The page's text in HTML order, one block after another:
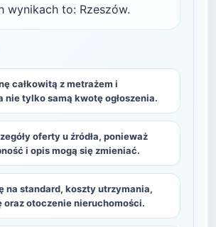
wynikach to: Rzeszów.
całkowitą z metrażem i
nie tylko samą kwotę ogłoszenia.
oferty u źródła, ponieważ
i opis mogą się zmieniać.
na standard, koszty utrzymania,
oraz otoczenie nieruchomości.